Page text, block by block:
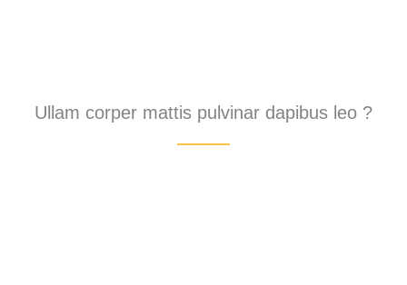
Ullam corper mattis pulvinar dapibus leo ?